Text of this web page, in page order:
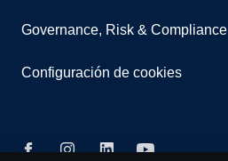
Governance, Risk & Compliance
Configuración de cookies